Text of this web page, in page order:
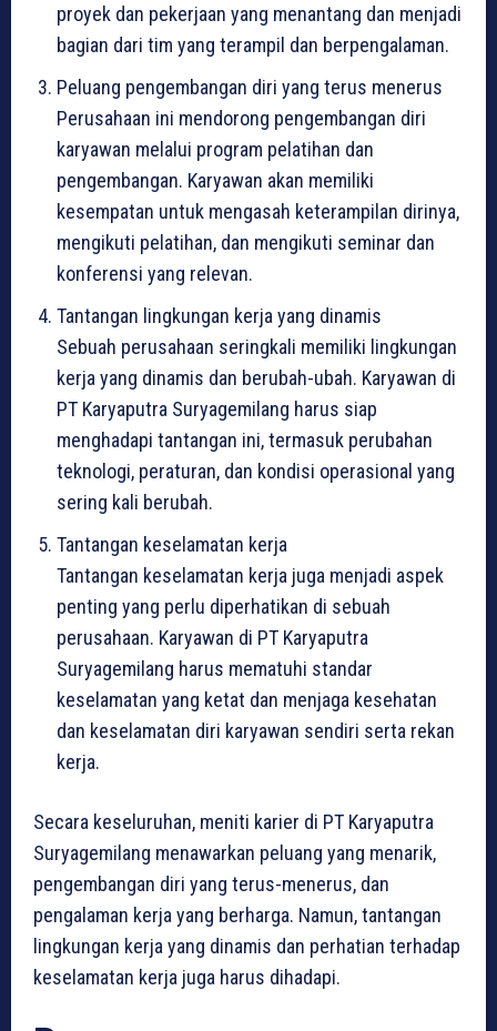
proyek dan pekerjaan yang menantang dan menjadi
bagian dari tim yang terampil dan berpengalaman.
Peluang pengembangan diri yang terus menerus
Perusahaan ini mendorong pengembangan diri
karyawan melalui program pelatihan dan
pengembangan. Karyawan akan memiliki
kesempatan untuk mengasah keterampilan dirinya,
mengikuti pelatihan, dan mengikuti seminar dan
konferensi yang relevan.
Tantangan lingkungan kerja yang dinamis
Sebuah perusahaan seringkali memiliki lingkungan
kerja yang dinamis dan berubah-ubah. Karyawan di
PT Karyaputra Suryagemilang harus siap
menghadapi tantangan ini, termasuk perubahan
teknologi, peraturan, dan kondisi operasional yang
sering kali berubah.
Tantangan keselamatan kerja
Tantangan keselamatan kerja juga menjadi aspek
penting yang perlu diperhatikan di sebuah
perusahaan. Karyawan di PT Karyaputra
Suryagemilang harus mematuhi standar
keselamatan yang ketat dan menjaga kesehatan
dan keselamatan diri karyawan sendiri serta rekan
kerja.
Secara keseluruhan, meniti karier di PT Karyaputra
Suryagemilang menawarkan peluang yang menarik,
pengembangan diri yang terus-menerus, dan
pengalaman kerja yang berharga. Namun, tantangan
lingkungan kerja yang dinamis dan perhatian terhadap
keselamatan kerja juga harus dihadapi.